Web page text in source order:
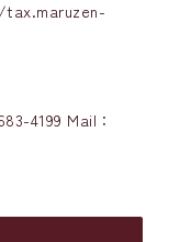
tax.maruzen-
4199 Mail：